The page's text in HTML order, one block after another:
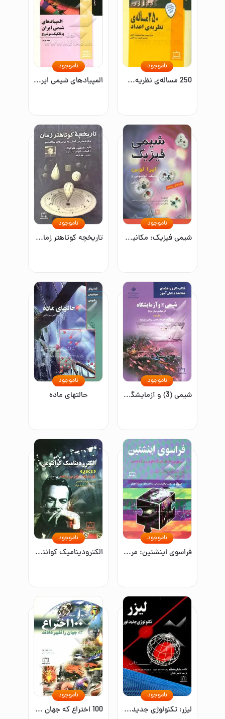
250 مساله‌ی نظریه‌ی اعداد
ناموجود
المپیادهای شیمی ایران به تفکیک موضوع
ناموجود
شیمی فیزیک: مکانیک کوانتومی و طیف‌سنجی مولکولی
ناموجود
تاریخچه کوتاهتر زمان: برای دسترسی آسانتر به موضوعات پایه‌ای علم
ناموجود
شیمی (3) و آزمایشگاه (برهم کنش میان مواد) سال سوم نظری (رشته‌های علوم تجربی - ریاضی و فیزیک)
ناموجود
حالتهای ماده
ناموجود
فراسوی اینشتین: مروری بر تکامل فیزیک نظری پس از اینشتین
ناموجود
الکترودینامیک کوانتومی QED: نظریه شگفت‌انگیز نور و ماده
ناموجود
لیزر: تکنولوژی جدید نور
ناموجود
100 اختراع که جهان را تغییر دادند
ناموجود